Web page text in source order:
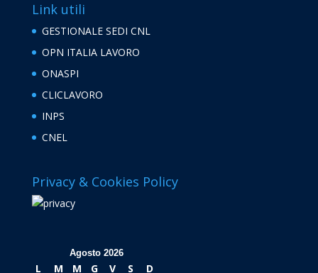
Link utili
GESTIONALE SEDI CNL
OPN ITALIA LAVORO
ONASPI
CLICLAVORO
INPS
CNEL
Privacy & Cookies Policy
Agosto 2026
L M M G V S D